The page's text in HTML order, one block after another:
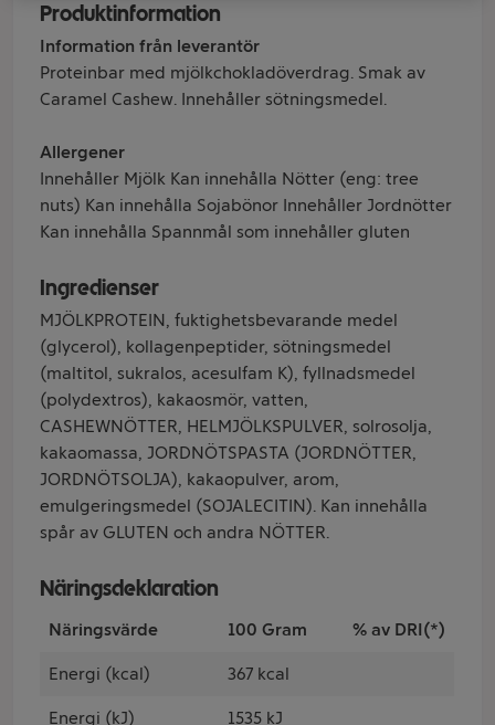
Produktinformation
Information från leverantör
Proteinbar med mjölkchokladöverdrag. Smak av
Caramel Cashew. Innehåller sötningsmedel.
Allergener
Innehåller Mjölk Kan innehålla Nötter (eng: tree
nuts) Kan innehålla Sojabönor Innehåller Jordnötter
Kan innehålla Spannmål som innehåller gluten
Ingredienser
MJÖLKPROTEIN, fuktighetsbevarande medel
(glycerol), kollagenpeptider, sötningsmedel
(maltitol, sukralos, acesulfam K), fyllnadsmedel
(polydextros), kakaosmör, vatten,
CASHEWNÖTTER, HELMJÖLKSPULVER, solrosolja,
kakaomassa, JORDNÖTSPASTA (JORDNÖTTER,
JORDNÖTSOLJA), kakaopulver, arom,
emulgeringsmedel (SOJALECITIN). Kan innehålla
spår av GLUTEN och andra NÖTTER.
Näringsdeklaration
Näringsvärde 100 Gram % av DRI(*)
Energi (kcal) 367 kcal
Energi (kJ) 1535 kJ